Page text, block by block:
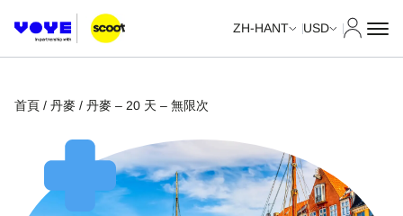
ZH-HANT USD
首頁 / 丹麥 / 丹麥 – 20 天 – 無限次